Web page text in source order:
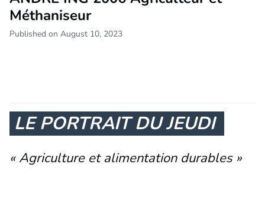
Méthaniseur
Published on August 10, 2023
LE PORTRAIT DU JEUDI
« Agriculture et alimentation durables »